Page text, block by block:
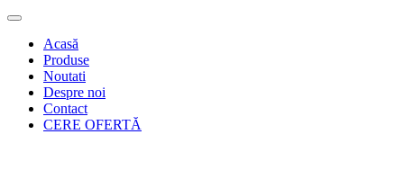
Acasă
Produse
Noutati
Despre noi
Contact
CERE OFERTĂ